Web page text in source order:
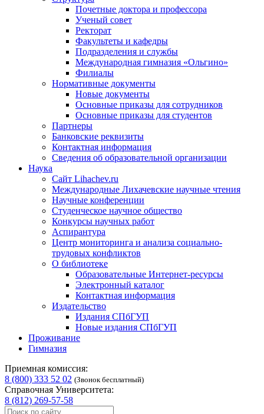
Почетные доктора и профессора
Ученый совет
Ректорат
Факультеты и кафедры
Подразделения и службы
Международная гимназия «Ольгино»
Филиалы
Нормативные документы
Новые документы
Основные приказы для сотрудников
Основные приказы для студентов
Партнеры
Банковские реквизиты
Контактная информация
Сведения об образовательной организации
Наука
Сайт Lihachev.ru
Международные Лихачевские научные чтения
Научные конференции
Студенческое научное общество
Конкурсы научных работ
Аспирантура
Центр мониторинга и анализа социально-
трудовых конфликтов
О библиотеке
Образовательные Интернет-ресурсы
Электронный каталог
Контактная информация
Издательство
Издания СПбГУП
Новые издания СПбГУП
Проживание
Гимназия
Приемная комиссия:
8 (800) 333 52 02 (Звонок бесплатный)
Справочная Университета:
8 (812) 269-57-58